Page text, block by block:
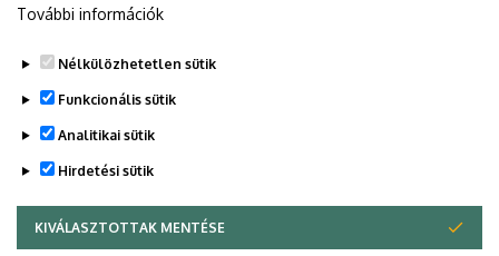
További információk
Nélkülözhetetlen sütik
Funkcionális sütik
Analitikai sütik
Hirdetési sütik
KIVÁLASZTOTTAK MENTÉSE
WITHDRAW CONSENT